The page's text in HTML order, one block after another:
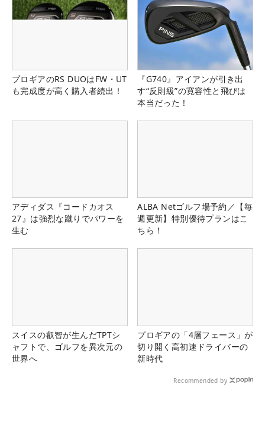
プロギアのRS DUOはFW・UT
も完成度が高く購入者続出！
『G740』アイアンが引き出
す“反則級”の寛容性と飛びは
本当だった！
アディダス『コードカオス
27』は強烈な蹴りでパワーを
生む
ALBA Netゴルフ場予約／【毎
週更新】特別優待プランはこ
ちら！
スイスの叡智が生んだTPTシ
ャフトで、ゴルフを異次元の
世界へ
プロギアの「4層フェース」が
切り開く高初速ドライバーの
新時代
Recommended by